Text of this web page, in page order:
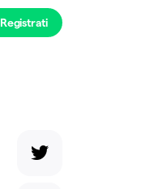
Registrati